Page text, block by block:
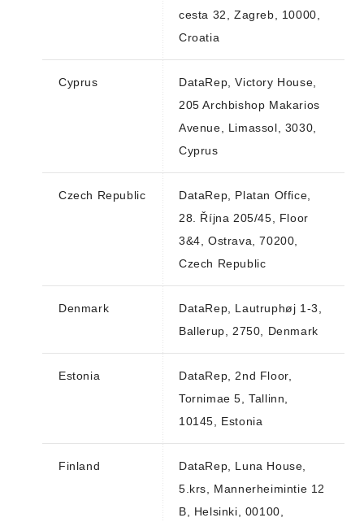
cesta 32, Zagreb, 10000,
Croatia
Cyprus
DataRep, Victory House,
205 Archbishop Makarios
Avenue, Limassol, 3030,
Cyprus
Czech Republic
DataRep, Platan Office,
28. Října 205/45, Floor
3&4, Ostrava, 70200,
Czech Republic
Denmark
DataRep, Lautruphøj 1-3,
Ballerup, 2750, Denmark
Estonia
DataRep, 2nd Floor,
Tornimae 5, Tallinn,
10145, Estonia
Finland
DataRep, Luna House,
5.krs, Mannerheimintie 12
B, Helsinki, 00100,